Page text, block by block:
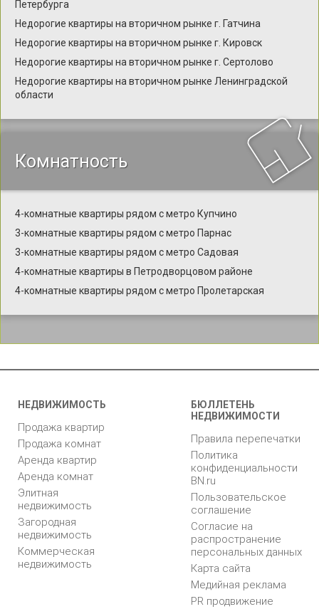
Петербурга
Недорогие квартиры на вторичном рынке г. Гатчина
Недорогие квартиры на вторичном рынке г. Кировск
Недорогие квартиры на вторичном рынке г. Сертолово
Недорогие квартиры на вторичном рынке Ленинградской
области
Комнатность
4-комнатные квартиры рядом с метро Купчино
3-комнатные квартиры рядом с метро Парнас
3-комнатные квартиры рядом с метро Садовая
4-комнатные квартиры в Петродворцовом районе
4-комнатные квартиры рядом с метро Пролетарская
НЕДВИЖИМОСТЬ
Продажа квартир
Продажа комнат
Аренда квартир
Аренда комнат
Элитная
недвижимость
Загородная
недвижимость
Коммерческая
недвижимость
БЮЛЛЕТЕНЬ
НЕДВИЖИМОСТИ
Правила перепечатки
Политика
конфиденциальности
BN.ru
Пользовательское
соглашение
Согласие на
распространение
персональных данных
Карта сайта
Медийная реклама
PR продвижение